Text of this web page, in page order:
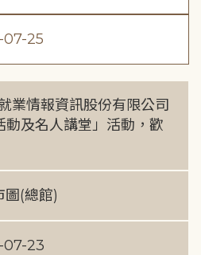
25
業情報資訊股份有限公司
動及名人講堂」活動，歡
圖(總館)
23